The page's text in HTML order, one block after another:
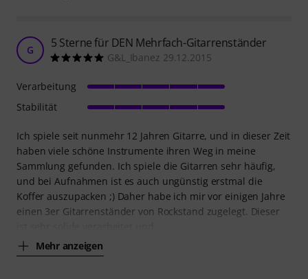
G 5 Sterne für DEN Mehrfach-Gitarrenständer
G&L_Ibanez 29.12.2015
Ich spiele seit nunmehr 12 Jahren Gitarre, und in dieser Zeit
haben viele schöne Instrumente ihren Weg in meine
Sammlung gefunden. Ich spiele die Gitarren sehr häufig,
und bei Aufnahmen ist es auch ungünstig erstmal die
Koffer auszupacken ;) Daher habe ich mir vor einigen Jahre
einen 3er Gitarrenständer von Rockstand zugelegt. Dieser
Mehr anzeigen
Verarbeitung
Stabilität